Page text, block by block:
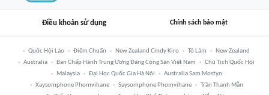
Điều khoản sử dụng Chính sách bảo mật
Quốc Hội Lào Điểm Chuẩn New Zealand Cindy Kiro Tô Lâm
New Zealand
Australia
Ban Chấp Hành Trung Ương Đảng Cộng Sản Việt Nam
Chủ Tịch Quốc Hội
Malaysia
Đại Học Quốc Gia Hà Nội
Australia Sam Mostyn
Xaysomphone Phomvihane
Saysomphone Phomvihane
Trần Thanh Mẫn